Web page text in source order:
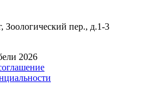
Зоологический пер., д.1-3
2026